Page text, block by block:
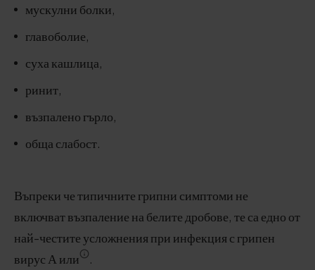
мускулни болки,
главоболие,
суха кашлица,
ринит,
възпалено гърло,
обща слабост.
Въпреки че типичните грипни симптоми не
включват възпаление на белите дробове, те са едно от
най-честите усложнения при инфекция с грипен
вирус А или
.